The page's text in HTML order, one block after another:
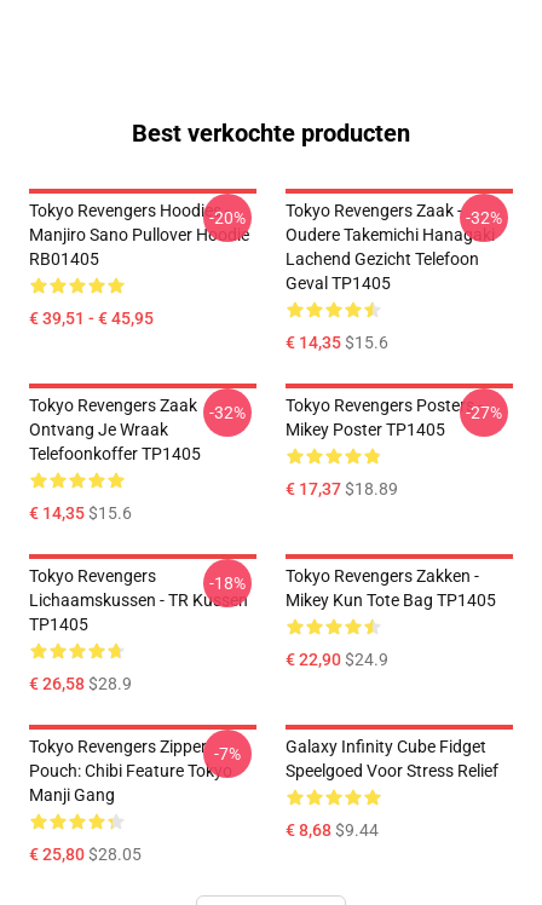
Best verkochte producten
Tokyo Revengers Hoodies -
Manjiro Sano Pullover Hoodie
RB01405
€ 39,51 - € 45,95
-20%
Tokyo Revengers Zaak -
Oudere Takemichi Hanagaki
Lachend Gezicht Telefoon
Geval TP1405
€ 14,35$15.6
-32%
Tokyo Revengers Zaak
Ontvang Je Wraak
Telefoonkoffer TP1405
€ 14,35$15.6
-32%
Tokyo Revengers Posters -
Mikey Poster TP1405
€ 17,37$18.89
-27%
Tokyo Revengers
Lichaamskussen - TR Kussen
TP1405
€ 26,58$28.9
-18%
Tokyo Revengers Zakken -
Mikey Kun Tote Bag TP1405
€ 22,90$24.9
Tokyo Revengers Zipper
Pouch: Chibi Feature Tokyo
Manji Gang
€ 25,80$28.05
-7%
Galaxy Infinity Cube Fidget
Speelgoed Voor Stress Relief
€ 8,68$9.44